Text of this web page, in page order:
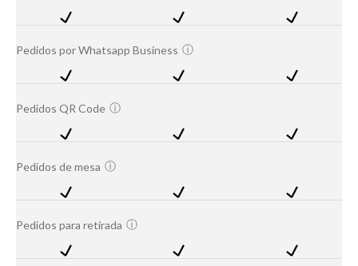
Pedidos por Whatsapp Business ⓘ
Pedidos QR Code ⓘ
Pedidos de mesa ⓘ
Pedidos para retirada ⓘ